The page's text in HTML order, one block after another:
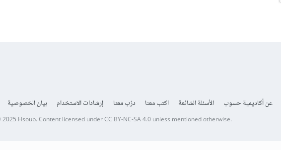
عن أكاديمية حسوب الأسئلة الشائعة اكتب معنا درّب معنا إرشادات الاستخدام بيان الخصوصية
Hsoub.Content licensed underCC BY-NC-SA 4.0unless mentioned otherwise.